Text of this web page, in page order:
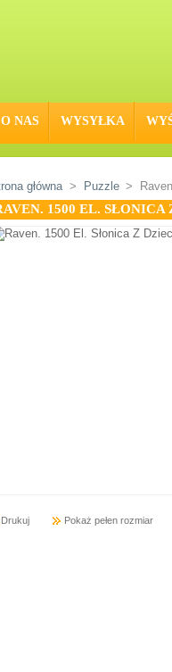
O NAS WYSYŁKA
główna > Puzzle >
1500 EL.
Drukuj Pokaż pełen rozmiar